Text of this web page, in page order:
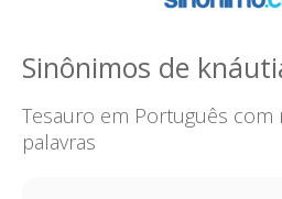
Sinônimos de
Tesauro em Português com
palavras